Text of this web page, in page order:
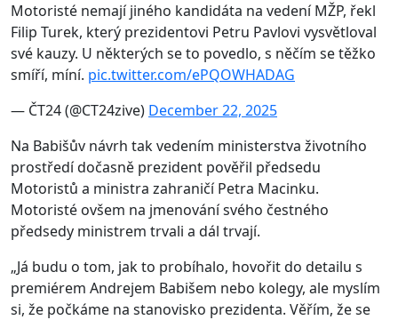
Motoristé nemají jiného kandidáta na vedení MŽP, řekl
Filip Turek, který prezidentovi Petru Pavlovi vysvětloval
své kauzy. U některých se to povedlo, s něčím se těžko
smíří, míní. pic.twitter.com/ePQOWHADAG
— ČT24 (@CT24zive) December 22, 2025
Na Babišův návrh tak vedením ministerstva životního
prostředí dočasně prezident pověřil předsedu
Motoristů a ministra zahraničí Petra Macinku.
Motoristé ovšem na jmenování svého čestného
předsedy ministrem trvali a dál trvají.
„Já budu o tom, jak to probíhalo, hovořit do detailu s
premiérem Andrejem Babišem nebo kolegy, ale myslím
si, že počkáme na stanovisko prezidenta. Věřím, že se